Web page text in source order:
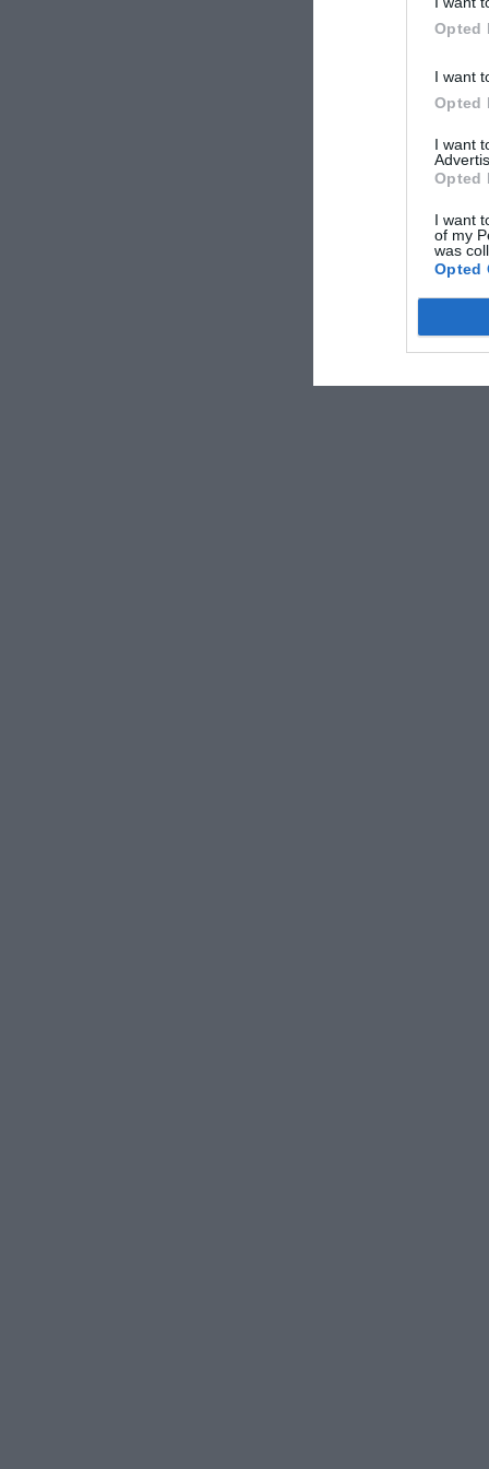
Opted
I want
Opted
I want
Opted
I want
of my
was
Opted
αρνητικά